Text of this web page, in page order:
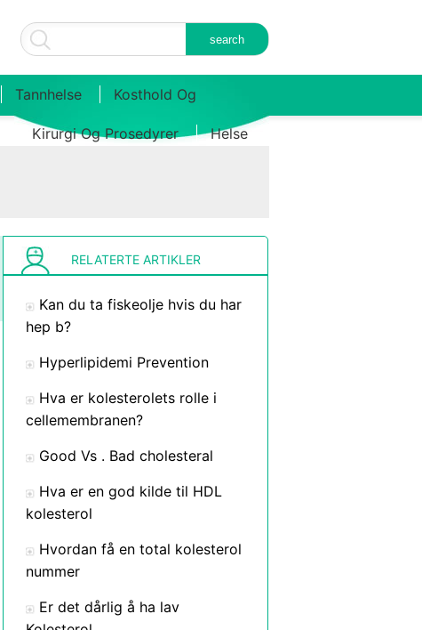
Tannhelse Kosthold Og
Kirurgi Og Prosedyrer Helse
RELATERTE ARTIKLER
Kan du ta fiskeolje hvis du har
hep b?
Hyperlipidemi Prevention
Hva er kolesterolets rolle i
cellemembranen?
Good Vs . Bad cholesteral
Hva er en god kilde til HDL
kolesterol
Hvordan få en total kolesterol
nummer
Er det dårlig å ha lav